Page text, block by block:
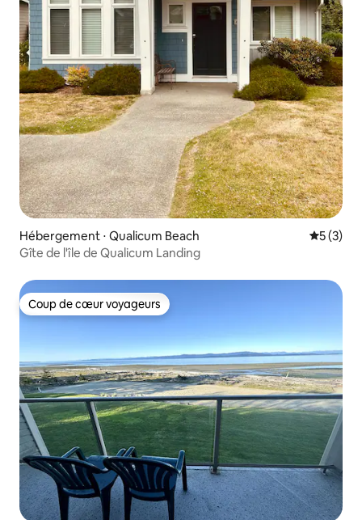
Hébergement ⋅ Qualicum Beach
5 (3)
Gîte de l'île de Qualicum Landing
Coup de cœur voyageurs
Coup de cœur voyageurs